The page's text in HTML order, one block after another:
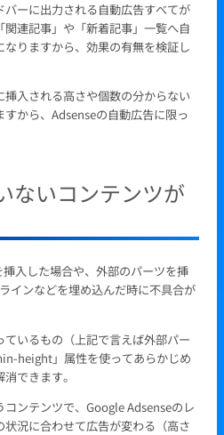
ーに出力される自動広告すべてが
連記事」や「新着記事」一覧へ自
りますから、効果の有無を検証し
入される高さや個数の分からない
から、Adsenseの自動広告に限っ
ないコンテンツが
入した場合や、外部のパーツを挿
インなどを埋め込んだ時に不具合が
いるもの（上記で言えば外部パー
height」属性を使ってあらかじめ
できます。
ンテンツで、Google Adsenseのレ
況に合わせて広告が変わる（高さ